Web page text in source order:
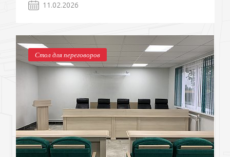
11.02.2026
Стол для переговоров